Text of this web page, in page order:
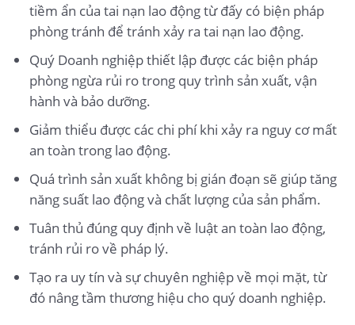
tiềm ẩn của tai nạn lao động từ đấy có biện pháp
phòng tránh để tránh xảy ra tai nạn lao động.
Quý Doanh nghiệp thiết lập được các biện pháp
phòng ngừa rủi ro trong quy trình sản xuất, vận
hành và bảo dưỡng.
Giảm thiểu được các chi phí khi xảy ra nguy cơ mất
an toàn trong lao động.
Quá trình sản xuất không bị gián đoạn sẽ giúp tăng
năng suất lao động và chất lượng của sản phẩm.
Tuân thủ đúng quy định về luật an toàn lao động,
tránh rủi ro về pháp lý.
Tạo ra uy tín và sự chuyên nghiệp về mọi mặt, từ
đó nâng tầm thương hiệu cho quý doanh nghiệp.